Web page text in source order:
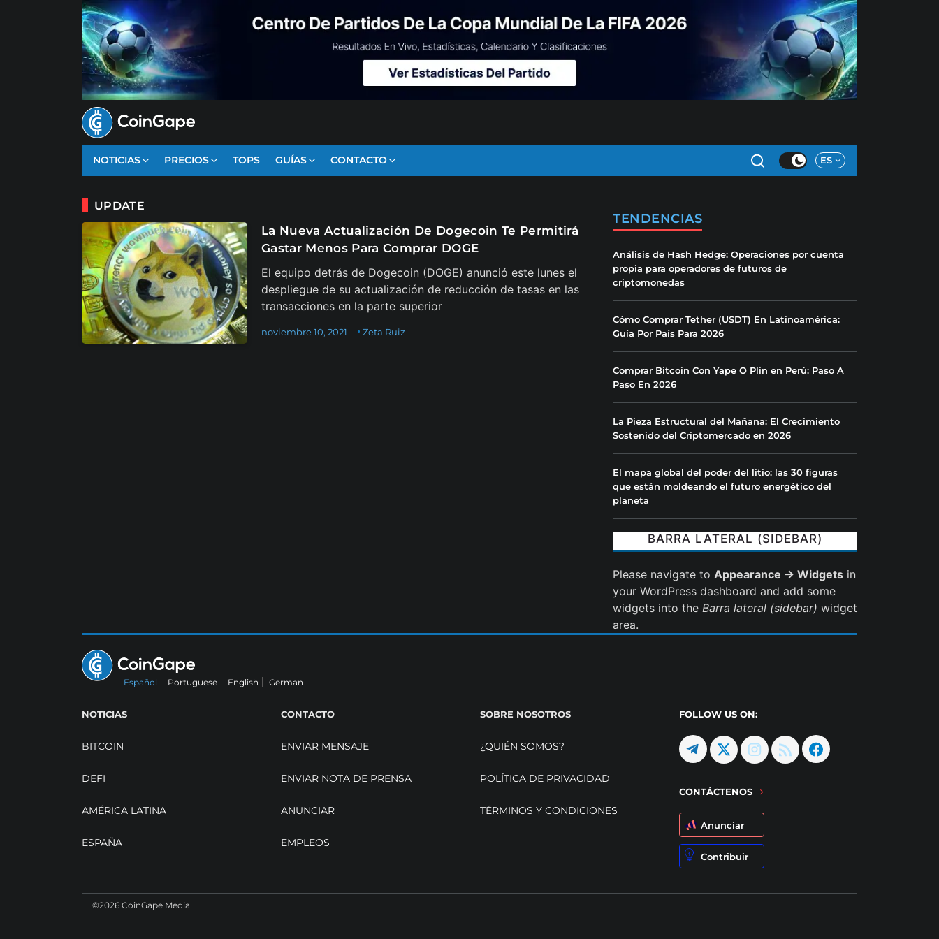
NOTICIAS PRECIOS TOPS GUÍAS CONTACTO ES
UPDATE
La Nueva Actualización De Dogecoin Te Permitirá
Gastar Menos Para Comprar DOGE
El equipo detrás de Dogecoin (DOGE) anunció este lunes el
despliegue de su actualización de reducción de tasas en las
transacciones en la parte superior
Zeta Ruiz
noviembre 10, 2021
TENDENCIAS
Análisis de Hash Hedge: Operaciones por cuenta
propia para operadores de futuros de
criptomonedas
Cómo Comprar Tether (USDT) En Latinoamérica:
Guía Por País Para 2026
Comprar Bitcoin Con Yape O Plin en Perú: Paso A
Paso En 2026
La Pieza Estructural del Mañana: El Crecimiento
Sostenido del Criptomercado en 2026
El mapa global del poder del litio: las 30 figuras
que están moldeando el futuro energético del
planeta
BARRA LATERAL (SIDEBAR)
Please navigate to Appearance → Widgets in
your WordPress dashboard and add some
widgets into the Barra lateral (sidebar) widget
area.
Español Portuguese English German
NOTICIAS
BITCOIN
DEFI
AMÉRICA LATINA
ESPAÑA
CONTACTO
ENVIAR MENSAJE
ENVIAR NOTA DE PRENSA
ANUNCIAR
EMPLEOS
SOBRE NOSOTROS
¿QUIÉN SOMOS?
POLÍTICA DE PRIVACIDAD
TÉRMINOS Y CONDICIONES
FOLLOW US ON:
CONTÁCTENOS
Anunciar
Contribuir
©2026 CoinGape Media